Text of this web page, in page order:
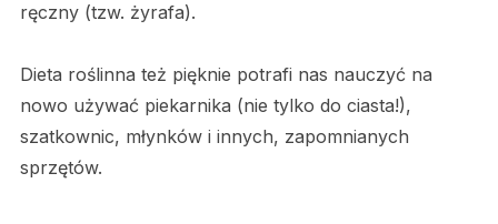
ręczny (tzw. żyrafa).
Dieta roślinna też pięknie potrafi nas nauczyć na
nowo używać piekarnika (nie tylko do ciasta!),
szatkownic, młynków i innych, zapomnianych
sprzętów.